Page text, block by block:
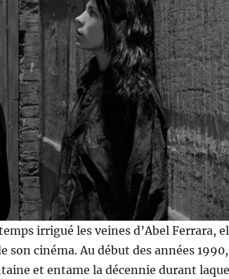
irrigué les veines d’Abel Ferrara,
son cinéma. Au début des années
et entame la décennie durant